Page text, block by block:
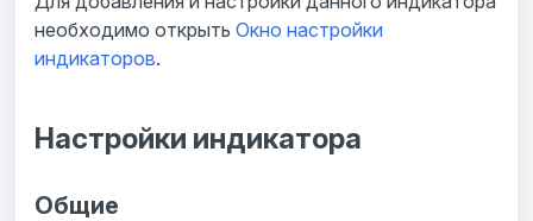
необходимо открыть Окно настройки
индикаторов.
Настройки индикатора
Общие